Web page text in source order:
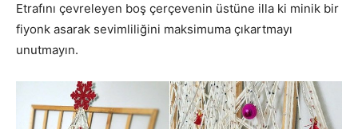
Etrafını çevreleyen boş çerçevenin üstüne illa ki minik bir
fiyonk asarak sevimliliğini maksimuma çıkartmayı
unutmayın.